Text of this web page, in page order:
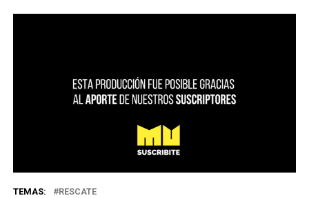
TEMAS: RESCATE